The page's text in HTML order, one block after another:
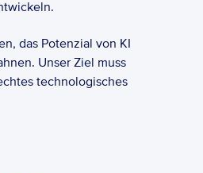
das Potenzial von KI
Unser Ziel muss
technologisches